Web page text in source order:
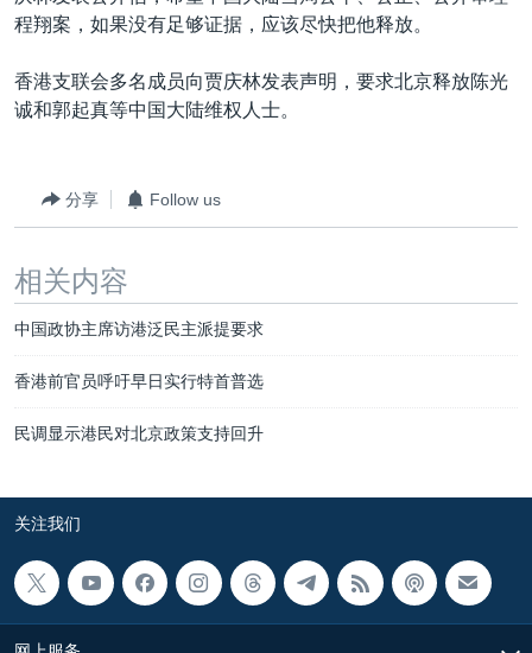
程翔案，如果没有足够证据，应该尽快把他释放。
香港支联会多名成员向贾庆林发表声明，要求北京释放陈光
诚和郭起真等中国大陆维权人士。
分享 Follow us
相关内容
中国政协主席访港泛民主派提要求
香港前官员呼吁早日实行特首普选
民调显示港民对北京政策支持回升
关注我们